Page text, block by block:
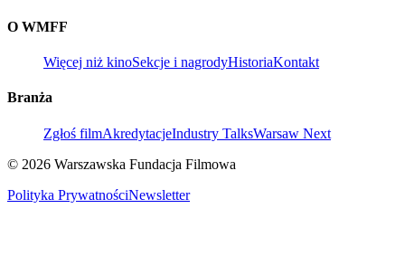
O WMFF
Więcej niż kinoSekcje i nagrodyHistoriaKontakt
Branża
Zgłoś filmAkredytacjeIndustry TalksWarsaw Next
© 2026 Warszawska Fundacja Filmowa
Polityka PrywatnościNewsletter